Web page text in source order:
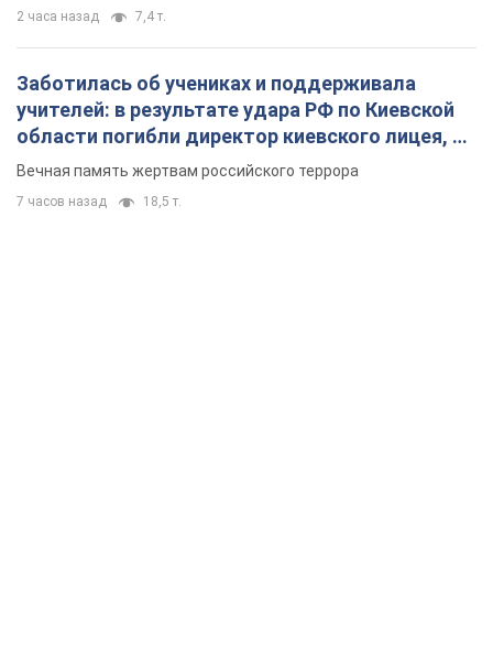
2 часа назад 7,4 т.
Заботилась об учениках и поддерживала
учителей: в результате удара РФ по Киевской
области погибли директор киевского лицея, её
муж и внук
Вечная память жертвам российского террора
7 часов назад 18,5 т.